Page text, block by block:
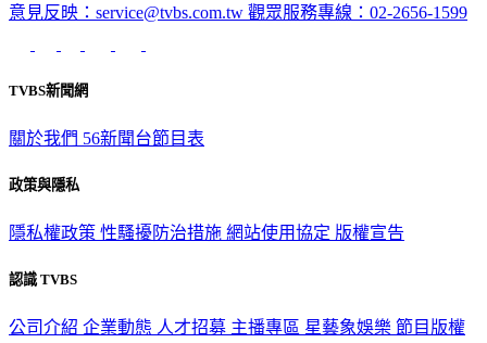
意見反映：service@tvbs.com.tw 觀眾服務專線：02-2656-1599
TVBS新聞網
關於我們 56新聞台節目表
政策與隱私
隱私權政策 性騷擾防治措施 網站使用協定 版權宣告
認識 TVBS
公司介紹 企業動態 人才招募 主播專區 星藝象娛樂 節目版權